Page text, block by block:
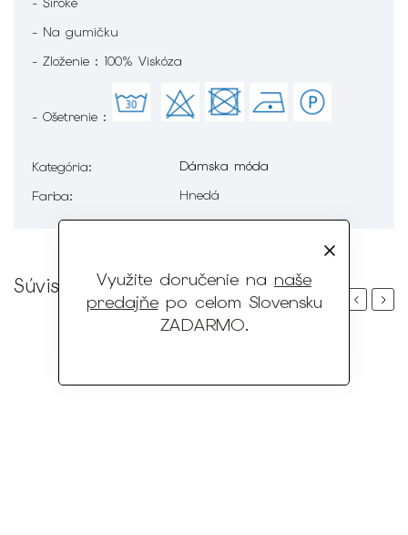
Využite doručenie na naše
predajňepo celom Slovensku
ZADARMO.
- Na gumičku
- Zloženie : 100% Viskóza
- Ošetrenie :
Kategória:
Dámska móda
Farba: Hnedá
Súvisiaci tovar
PreviousNext